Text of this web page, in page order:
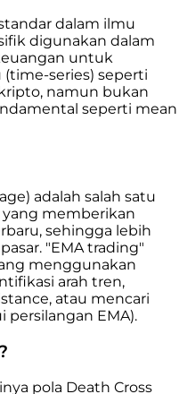
dalam ilmu
digunakan dalam
untuk
series) seperti
namun bukan
seperti mean
adalah salah satu
memberikan
sehingga lebih
"EMA trading"
menggunakan
arah tren,
atau mencari
persilangan EMA).
pola Death Cross